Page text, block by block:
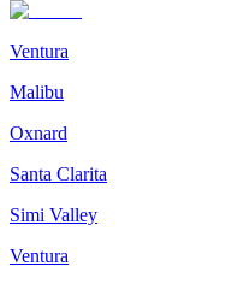
Ventura
Malibu
Oxnard
Santa Clarita
Simi Valley
Ventura